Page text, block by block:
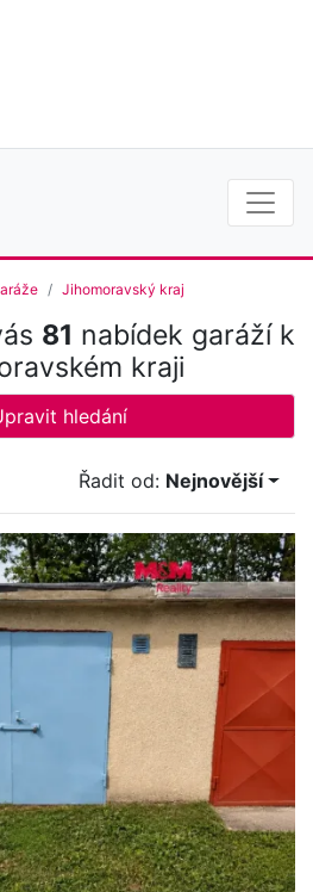
Jihomoravský kraj
81 nabídek garáží k
kraji
hledání
Řadit od: Nejnovější